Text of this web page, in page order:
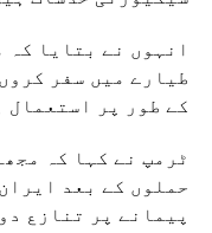
انہوں نے بتایا کہ
طیارے میں سفر
کے طور پر استعمال
ٹرمپ نے کہا کہ
حملوں کے بعد
پیمانے پر تنازع